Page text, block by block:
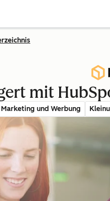
mit
Marketing und Werbung